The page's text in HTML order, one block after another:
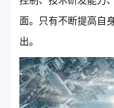
面。只有不断提高自
出。